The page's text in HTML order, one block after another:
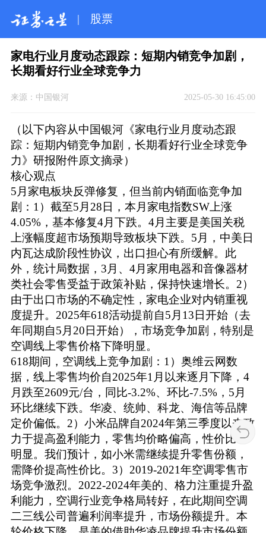
| 股票
家电行业月度动态跟踪：短期内销竞争加剧，
长期看好行业全球竞争力
来源： 中国银河 2025-05-30 16:45:00
（以下内容从中国银河《家电行业月度动态跟
踪：短期内销竞争加剧，长期看好行业全球竞争
力》研报附件原文摘录）
核心观点
5月家电板块反弹修复，但当前内销面临竞争加
剧：1）截至5月28日，本月家电指数SW上涨
4.05%，基本修复4月下跌。4月主要是美国关税
上涨幅度超市场预期导致板块下跌。5月，中美日
内瓦达成阶段性协议，出口担心有所缓解。此
外，统计局数据，3月、4月家用电器和音像器材
类社会零售受益于政策补贴，保持快速增长。2）
由于出口市场的不确定性，家电企业对内销重视
度提升。2025年618活动提前自5月13日开始（去
年同期自5月20日开始），市场竞争加剧，特别是
空调线上零售价格下降明显。
618期间，空调线上竞争加剧：1）奥维云网数
据，线上零售均价自2025年1月以来逐月下降，4
月跌至2609元/台，同比-3.2%、环比-7.5%，5月
环比继续下跌。华凌、统帅、科龙、海信等品牌
定价偏低。2）小米品牌自2024年第三季度以来致
力于提高盈利能力，零售均价略偏高，性价比不
明显。我们预计，如小米需继续提升零售份额，
需降价提高性价比。3）2019-2021年空调零售市
场竞争激烈。2022-2024年美的、格力注重提升盈
利能力，空调行业竞争格局转好，在此期间空调
二三线公司普遍利润率提升，市场份额提升。本